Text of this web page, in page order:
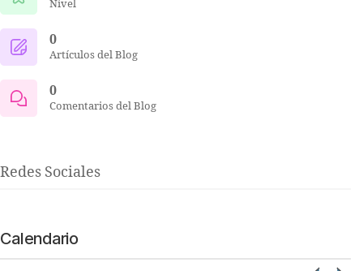
Nivel
0
Artículos del Blog
0
Comentarios del Blog
Redes Sociales
Calendario